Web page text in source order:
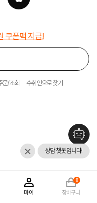
쿠폰팩 지급!
문/조회 수취인으로 찾기
마이 장바구니
0
상담 챗봇입니다!